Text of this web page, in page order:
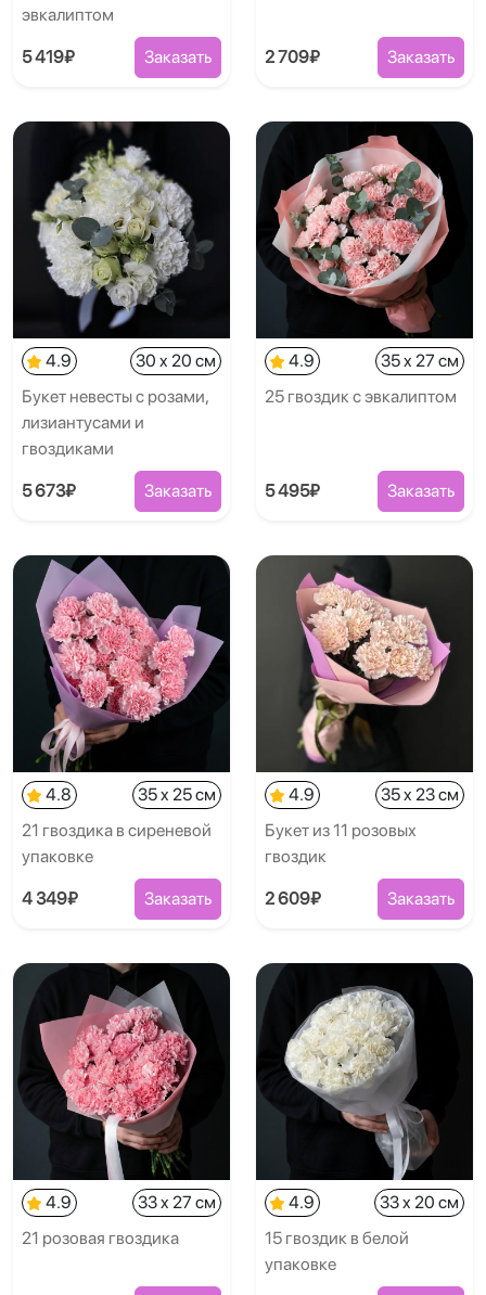
эвкалиптом
5 419₽ Заказать 2 709₽ Заказать
4.9
30 x 20 см
Букет невесты с розами,
лизиантусами и
гвоздиками
5 673₽ Заказать
4.9
35 x 27 см
25 гвоздик с эвкалиптом
5 495₽ Заказать
4.8
35 x 25 см
21 гвоздика в сиреневой
упаковке
4 349₽ Заказать
4.9
35 x 23 см
Букет из 11 розовых
гвоздик
2 609₽ Заказать
4.9
33 x 27 см
21 розовая гвоздика
4.9
33 x 20 см
15 гвоздик в белой
упаковке